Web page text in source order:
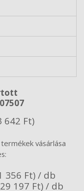
642 Ft)
vásárlása
356 Ft) / db
197 Ft) / db